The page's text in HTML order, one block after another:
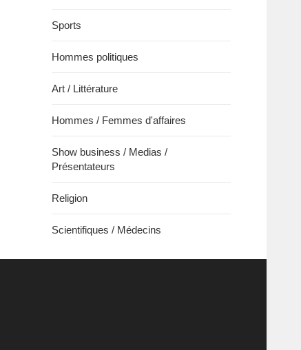
Sports
Hommes politiques
Art / Littérature
Hommes / Femmes d'affaires
Show business / Medias /
Présentateurs
Religion
Scientifiques / Médecins